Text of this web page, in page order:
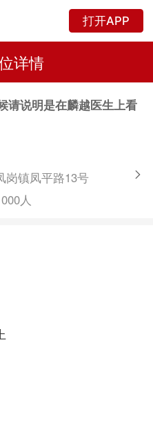
打开APP
详情
请说明是在麟越医生上看
岗镇凤平路13号
人